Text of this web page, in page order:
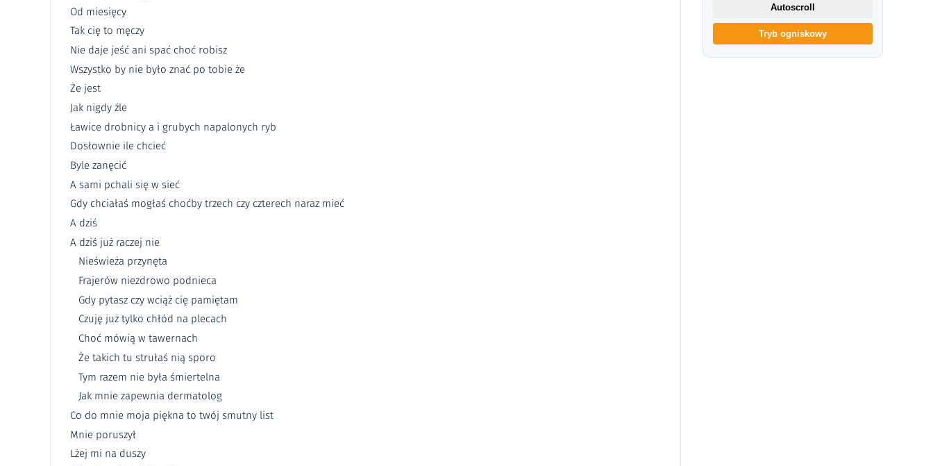
Od miesięcy
Tak cię to męczy
Nie daje jeść ani spać choć robisz
Wszystko by nie było znać po tobie że
Że jest
Jak nigdy źle
Ławice drobnicy a i grubych napalonych ryb
Dosłownie ile chcieć
Byle zanęcić
A sami pchali się w sieć
Gdy chciałaś mogłaś choćby trzech czy czterech naraz mieć
A dziś
A dziś już raczej nie
Nieświeża przynęta
Frajerów niezdrowo podnieca
Gdy pytasz czy wciąż cię pamiętam
Czuję już tylko chłód na plecach
Choć mówią w tawernach
Że takich tu strułaś nią sporo
Tym razem nie była śmiertelna
Jak mnie zapewnia dermatolog
Co do mnie moja piękna to twój smutny list
Mnie poruszył
Lżej mi na duszy
Autoscroll
Tryb ogniskowy